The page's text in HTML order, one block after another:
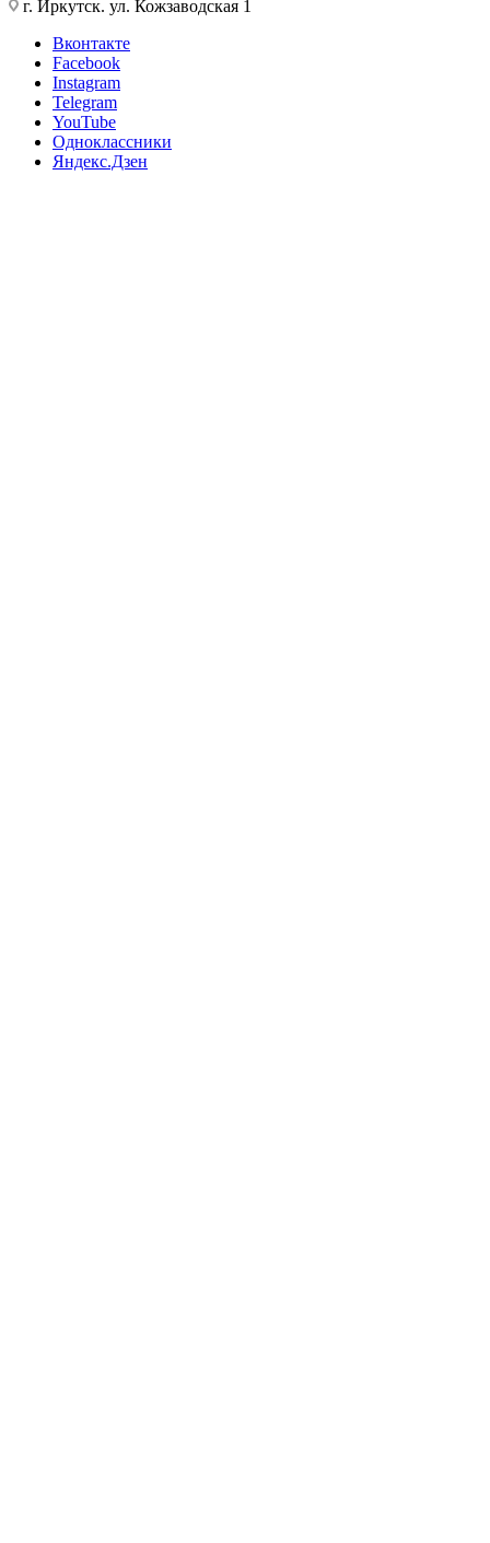
г. Иркутск. ул. Кожзаводская 1
Вконтакте
Facebook
Instagram
Telegram
YouTube
Одноклассники
Яндекс.Дзен